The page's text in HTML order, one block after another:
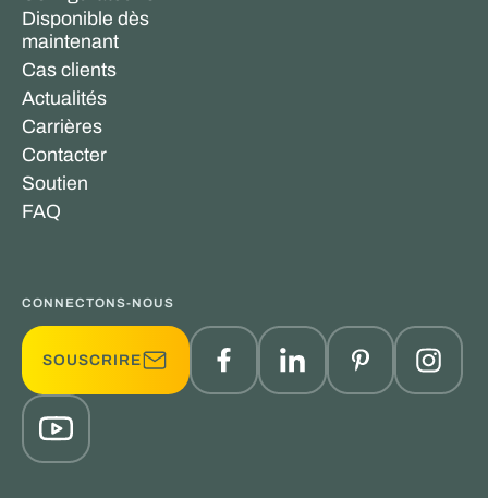
Disponible dès
maintenant
Cas clients
Actualités
Carrières
Contacter
Soutien
FAQ
CONNECTONS-NOUS
SOUSCRIRE